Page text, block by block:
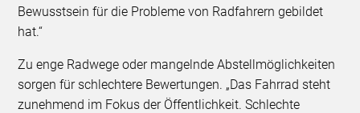
Bewusstsein für die Probleme von Radfahrern gebildet
hat.“
Zu enge Radwege oder mangelnde Abstellmöglichkeiten
sorgen für schlechtere Bewertungen. „Das Fahrrad steht
zunehmend im Fokus der Öffentlichkeit. Schlechte